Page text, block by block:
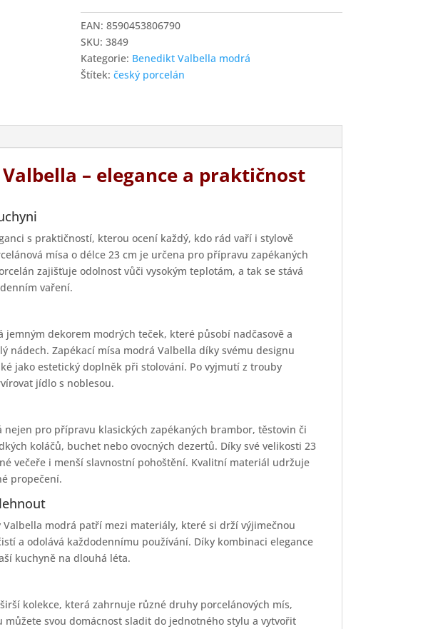
23
cm
modrá
Valbella
množství
EAN:8590453806790
SKU:3849
Kategorie: Benedikt Valbella modrá
Štítek:český porcelán
– elegance a praktičnost
s praktičností, kterou ocení každý, kdo rád vaří i stylově
mísa o délce 23 cm je určena pro přípravu zapékaných
zajišťuje odolnost vůči vysokým teplotám, a tak se stává
vaření.
dekorem modrých teček, které působí nadčasově a
nádech. Zapékací mísa modrá Valbella díky svému designu
jako estetický doplněk při stolování. Po vyjmutí z trouby
jídlo s noblesou.
nejen pro přípravu klasických zapékaných brambor, těstovin či
koláčů, buchet nebo ovocných dezertů. Díky své velikosti 23
večeře i menší slavnostní pohoštění. Kvalitní materiál udržuje
propečení.
modrá patří mezi materiály, které si drží výjimečnou
a odolává každodennímu používání. Díky kombinaci elegance
kuchyně na dlouhá léta.
kolekce, která zahrnuje různé druhy porcelánových mís,
svou domácnost sladit do jednotného stylu a vytvořit